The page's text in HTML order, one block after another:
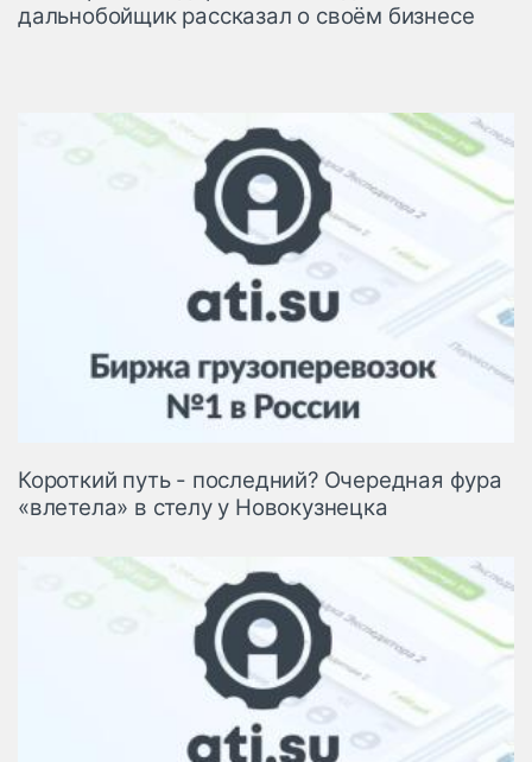
дальнобойщик рассказал о своём бизнесе
Короткий путь - последний? Очередная фура
«влетела» в стелу у Новокузнецка